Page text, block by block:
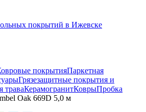
покрытий в Ижевске
покрытияПаркетная
Грязезащитные покрытия и
траваКерамогранитКоврыПробка
Oak 669D 5,0 м